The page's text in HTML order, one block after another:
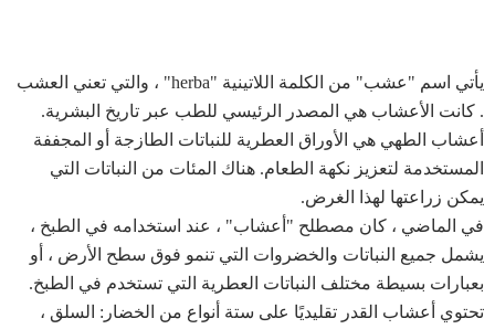
يأتي اسم "عشب" من الكلمة اللاتينية "herba" ، والتي تعني العشب
. كانت الأعشاب هي المصدر الرئيسي للطب عبر تاريخ البشرية.
أعشاب الطهي هي الأوراق العطرية للنباتات الطازجة أو المجففة
المستخدمة لتعزيز نكهة الطعام. هناك المئات من النباتات التي
يمكن زراعتها لهذا الغرض.
في الماضي ، كان مصطلح "أعشاب" ، عند استخدامه في الطبخ ،
يشمل جميع النباتات والخضروات التي تنمو فوق سطح الأرض ، أو
بعبارات بسيطة مختلف النباتات العطرية التي تستخدم في الطبخ.
تحتوي أعشاب القدر تقليديًا على ستة أنواع من الخضار: السلق ،